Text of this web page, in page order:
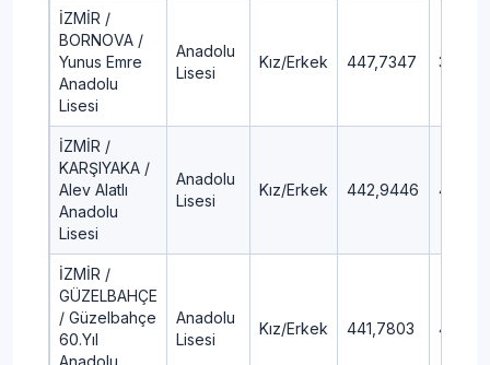
İZMİR /
BORNOVA /
Yunus Emre
Anadolu
Lisesi
Anadolu
Lisesi
Kız/Erkek 447,7347 3,95
İZMİR /
KARŞIYAKA /
Alev Alatlı
Anadolu
Lisesi
Anadolu
Lisesi
Kız/Erkek 442,9446 4,51
İZMİR /
GÜZELBAHÇE
/ Güzelbahçe
60.Yıl
Anadolu
Lisesi
Kız/Erkek 441,7803 4,65